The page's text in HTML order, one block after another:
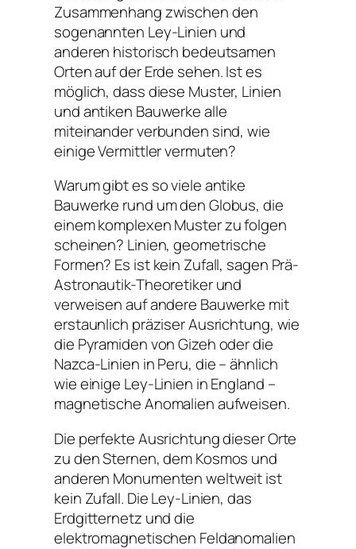
Zusammenhang zwischen den
sogenannten Ley-Linien und
anderen historisch bedeutsamen
Orten auf der Erde sehen. Ist es
möglich, dass diese Muster, Linien
und antiken Bauwerke alle
miteinander verbunden sind, wie
einige Vermittler vermuten?
Warum gibt es so viele antike
Bauwerke rund um den Globus, die
einem komplexen Muster zu folgen
scheinen? Linien, geometrische
Formen? Es ist kein Zufall, sagen Prä-
Astronautik-Theoretiker und
verweisen auf andere Bauwerke mit
erstaunlich präziser Ausrichtung, wie
die Pyramiden von Gizeh oder die
Nazca-Linien in Peru, die – ähnlich
wie einige Ley-Linien in England –
magnetische Anomalien aufweisen.
Die perfekte Ausrichtung dieser Orte
zu den Sternen, dem Kosmos und
anderen Monumenten weltweit ist
kein Zufall. Die Ley-Linien, das
Erdgitternetz und die
elektromagnetischen Feldanomalien